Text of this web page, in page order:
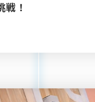
戦！